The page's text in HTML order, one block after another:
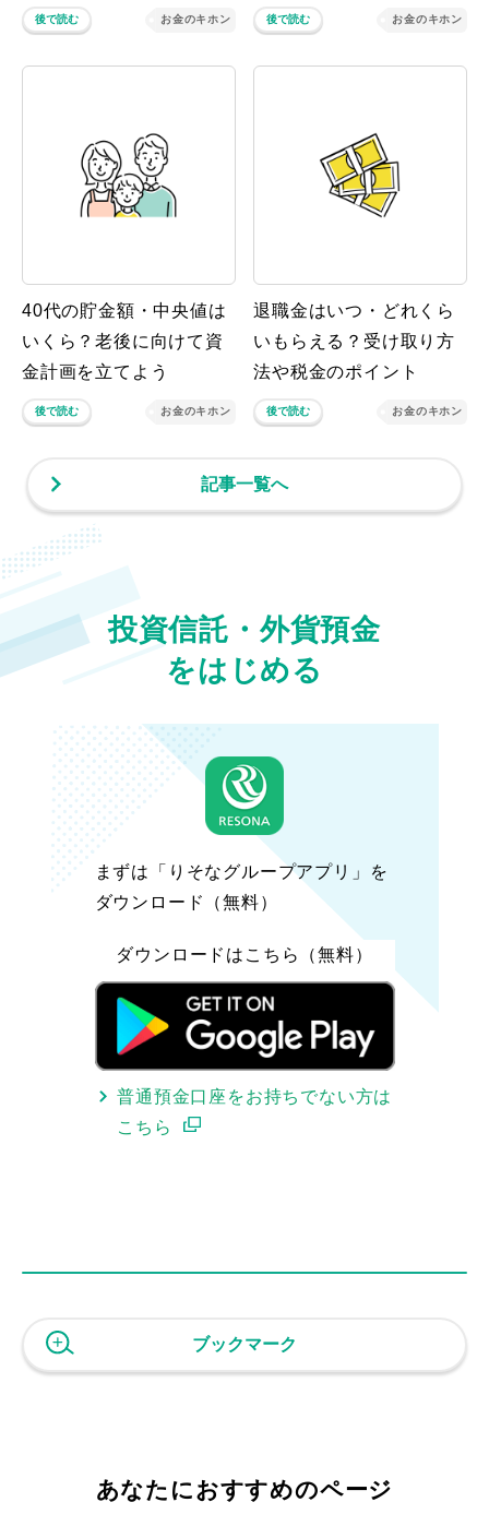
後で読む お金のキホン 後で読む お金のキホン
40代の貯金額・中央値は
いくら？老後に向けて資
金計画を立てよう
後で読む お金のキホン
退職金はいつ・どれくら
いもらえる？受け取り方
法や税金のポイント
後で読む お金のキホン
記事一覧へ
投資信託・外貨預金
をはじめる
まずは「りそなグループアプリ」を
ダウンロード（無料）
ダウンロードはこちら（無料）
普通預金口座をお持ちでない方は
こちら
ブックマーク
あなたにおすすめのページ